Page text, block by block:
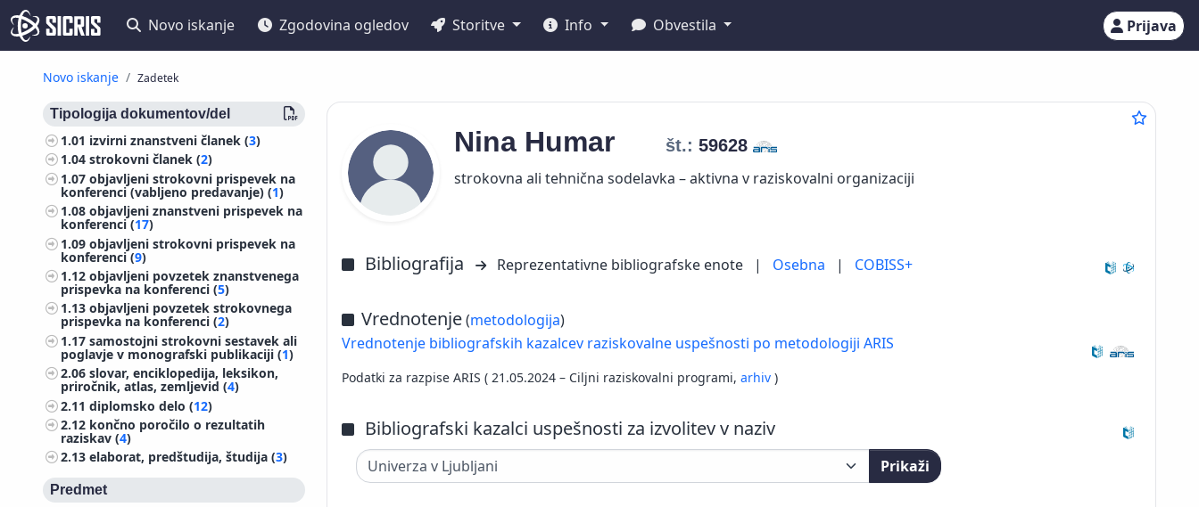
Novo iskanje Zgodovina ogledov Storitve Info Obvestila Prijava
Novo iskanje Zadetek
Tipologija dokumentov/del
1.01 izvirni znanstveni članek (3)
1.04strokovni članek (2)
1.07objavljeni strokovni prispevek na
konferenci (vabljeno predavanje) (1)
1.08objavljeni znanstveni prispevek na
konferenci (17)
1.09objavljeni strokovni prispevek na
konferenci (9)
1.12objavljeni povzetek znanstvenega
prispevka na konferenci (5)
1.13objavljeni povzetek strokovnega
prispevka na konferenci (2)
1.17samostojni strokovni sestavek ali
poglavje v monografski publikaciji (1)
2.06slovar, enciklopedija, leksikon,
priročnik, atlas, zemljevid (4)
2.11diplomsko delo (12)
2.12 končno poročilo o rezultatih
raziskav (4)
2.13elaborat, predštudija, študija (3)
Predmet
Nina Humar št.: 59628
strokovna ali tehnična sodelavka – aktivna v raziskovalni organizaciji
Bibliografija Reprezentativne bibliografske enote | Osebna | COBISS+
Vrednotenje(metodologija)
Vrednotenje bibliografskih kazalcev raziskovalne uspešnosti po metodologiji ARIS
Podatki za razpise ARIS ( 21.05.2024 – Ciljni raziskovalni programi, arhiv )
Bibliografski kazalci uspešnosti za izvolitev v naziv
Prikaži